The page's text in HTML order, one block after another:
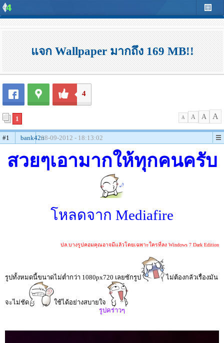
แจก Wallpaper มากถึง 169 MB!!
4
1 A A A A
#1 bank42n08-09-2012 - 18:13:02
สวยๆเอามากให้ทุกคนครับ
โหลดจาก Mediafire
ปล.บางรูปคอมคุณอาจมีแล้วโดยเฉพาะใครที่ลง Windows 7 Dark Edition
รูปทั้งหมดนี้ขนาดไม่ต่ำกว่า 1080px720 เลยซักรูป ไม่ต้องกลัวเรื่องมัน
จะไม่ชัด
ใช้ได้อย่างสบายใจ
รูปคร่าวๆ